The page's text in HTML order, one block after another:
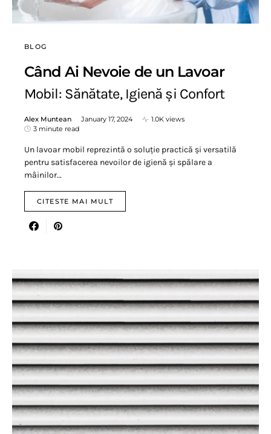
BLOG
Când Ai Nevoie de un Lavoar
Mobil: Sănătate, Igienă și Confort
Alex Muntean January 17, 2024
1.0K views
3 minute read
Un lavoar mobil reprezintă o soluție practică și versatilă
pentru satisfacerea nevoilor de igienă și spălare a
mâinilor…
CITESTE MAI MULT